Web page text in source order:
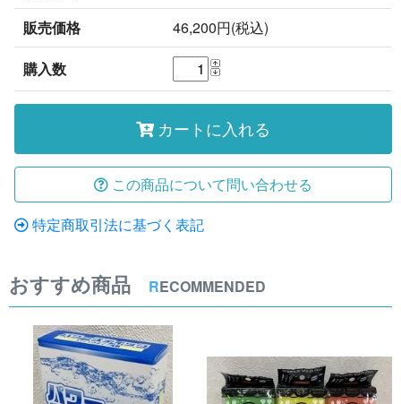
販売価格
46,200円(税込)
購入数
カートに入れる
この商品について問い合わせる
特定商取引法に基づく表記
おすすめ商品 RECOMMENDED